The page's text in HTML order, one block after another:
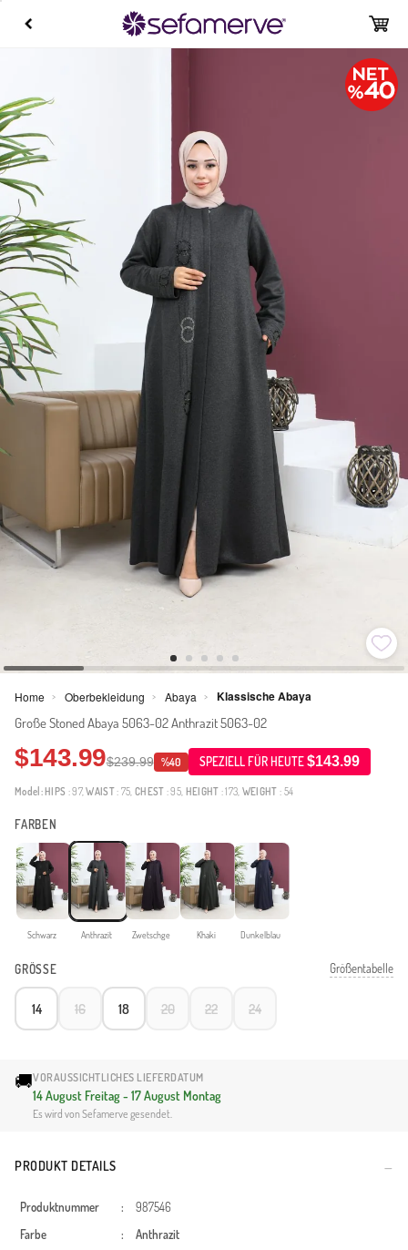
Home > Oberbekleidung > Abaya > Klassische Abaya
Große Stoned Abaya 5063-02 Anthrazit 5063-02
$143.99$239.99 %40 SPEZIELL FÜR HEUTE$143.99
Model: HIPS : 97,WAIST: 75,CHEST : 95, HEIGHT : 173, WEIGHT : 54
FARBEN
Schwarz Anthrazit Zwetschge Khaki Dunkelblau
GRÖSSE Größentabelle
14 16 18 20 22 24
🚚VORAUSSICHTLICHES LIEFERDATUM
14 August Freitag - 17 August Montag
Es wird von Sefamerve gesendet.
PRODUKT DETAILS
Produktnummer :
987546
Farbe
:
Anthrazit